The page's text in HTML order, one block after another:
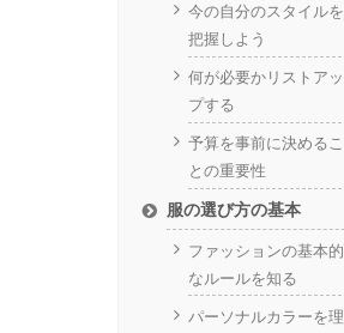
今の自分のスタイルを
把握しよう
何が必要かリストアッ
プする
予算を事前に決めるこ
との重要性
服の選び方の基本
ファッションの基本的
なルールを知る
パーソナルカラーを理